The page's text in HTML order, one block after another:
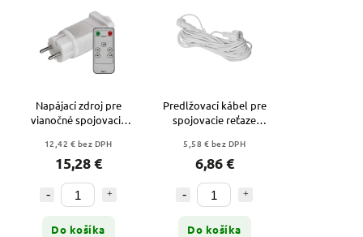
Napájací zdroj pre
vianočné spojovacie
Standard/Profi,
vonkajšie, ovládač
12,42 € bez DPH
15,28 €
Do košíka
Predlžovací kábel pre
spojovacie reťaze
vonkajší aj vnútorný -
D2ZW01
5,58 € bez DPH
6,86 €
Do košíka